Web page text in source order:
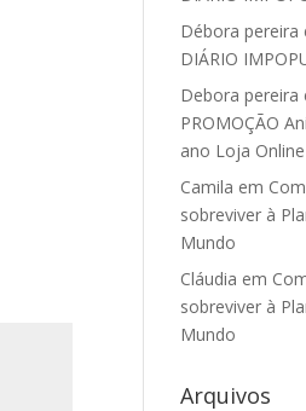
Débora pereira
DIÁRIO
Debora pereira
PROMOÇÃO
ano Loja Online
Camila em
sobreviver à
Mundo
Cláudia em
sobreviver à
Mundo
Arquivos